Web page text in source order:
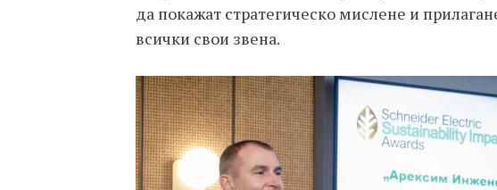
да покажат стратегическо мислене и
всички свои звена.